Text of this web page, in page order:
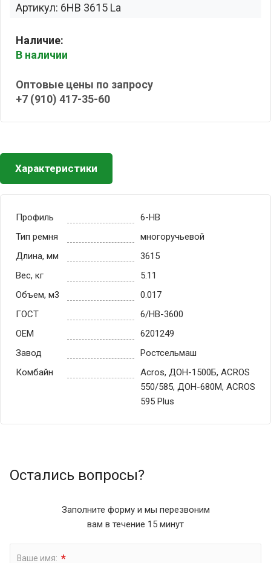
Артикул: 6HB 3615 La
Наличие:
В наличии
Оптовые цены по запросу
+7 (910) 417-35-60
Характеристики
Профиль
6-HB
Тип ремня
многоручьевой
Длина, мм
3615
Вес, кг
5.11
Объем, м3
0.017
ГОСТ
6/НВ-3600
OEM
6201249
Завод
Ростсельмаш
Комбайн
Acros, ДОН-1500Б, ACROS
550/585, ДОН-680М, ACROS
595 Plus
Остались вопросы?
Заполните форму и мы перезвоним
вам в течение 15 минут
Ваше имя: *